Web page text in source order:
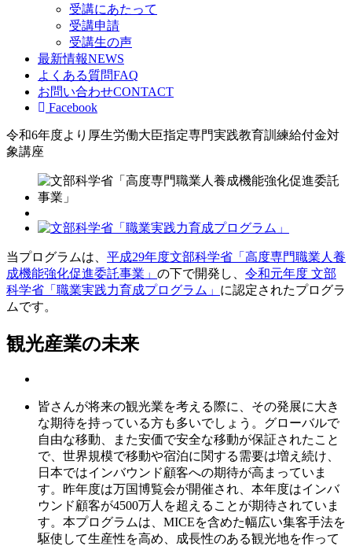
受講にあたって
受講申請
受講生の声
最新情報NEWS
よくある質問FAQ
お問い合わせCONTACT
Facebook
令和6年度より厚生労働大臣指定専門実践教育訓練給付金対
象講座
当プログラムは、 平成29年度文部科学省「高度専門職業人養
成機能強化促進委託事業」 の下で開発し、 令和元年度 文部
科学省「職業実践力育成プログラム」 に認定されたプログラ
ムです。
観光産業の未来
皆さんが将来の観光業を考える際に、その発展に大き
な期待を持っている方も多いでしょう。グローバルで
自由な移動、また安価で安全な移動が保証されたこと
で、世界規模で移動や宿泊に関する需要は増え続け、
日本ではインバウンド顧客への期待が高まっていま
す。昨年度は万国博覧会が開催され、本年度はインバ
ウンド顧客が4500万人を超えることが期待されていま
す。本プログラムは、MICEを含めた幅広い集客手法を
駆使して生産性を高め、成長性のある観光地を作って